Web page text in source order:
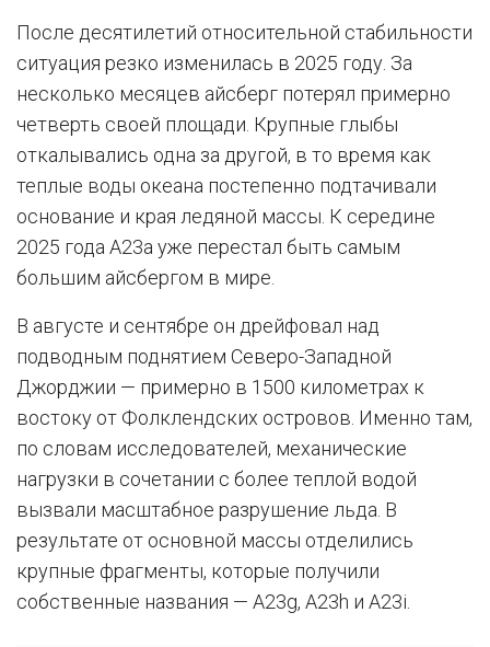
После десятилетий относительной стабильности
ситуация резко изменилась в 2025 году. За
несколько месяцев айсберг потерял примерно
четверть своей площади. Крупные глыбы
откалывались одна за другой, в то время как
теплые воды океана постепенно подтачивали
основание и края ледяной массы. К середине
2025 года A23a уже перестал быть самым
большим айсбергом в мире.
В августе и сентябре он дрейфовал над
подводным поднятием Северо-Западной
Джорджии — примерно в 1500 километрах к
востоку от Фолклендских островов. Именно там,
по словам исследователей, механические
нагрузки в сочетании с более теплой водой
вызвали масштабное разрушение льда. В
результате от основной массы отделились
крупные фрагменты, которые получили
собственные названия — A23g, A23h и A23i.